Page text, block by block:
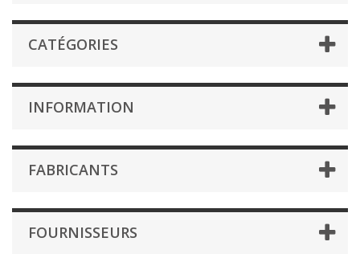
CATÉGORIES
INFORMATION
FABRICANTS
FOURNISSEURS